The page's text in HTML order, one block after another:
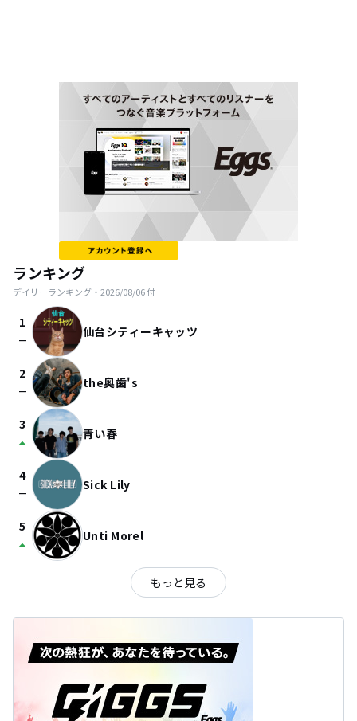
ランキング
デイリーランキング・ 2026/08/06付
1
check_indeterminate_small 仙台シティーキャッツ
2
check_indeterminate_small the奥歯's
3
arrow_drop_up 青い春
4
check_indeterminate_small Sick Lily
5
arrow_drop_up Unti Morel
もっと見る